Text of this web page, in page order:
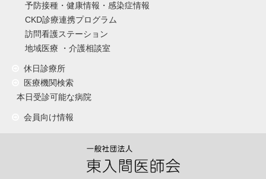
予防接種・健康情報・感染症情報
CKD診療連携プログラム
訪問看護ステーション
地域医療 ・介護相談室
休日診療所
医療機関検索
本日受診可能な病院
会員向け情報